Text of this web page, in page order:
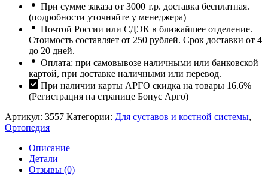
При сумме заказа от 3000 т.р. доставка бесплатная.
(подробности уточняйте у менеджера)
Почтой России или СДЭК в ближайшее отделение.
Стоимость составляет от 250 рублей. Срок доставки от 4
до 20 дней.
Оплата: при самовывозе наличными или банковской
картой, при доставке наличными или перевод.
При наличии карты АРГО скидка на товары 16.6%
(Регистрация на странице Бонус Арго)
Артикул: 3557 Категории: Для суставов и костной системы,
Ортопедия
Описание
Детали
Отзывы (0)